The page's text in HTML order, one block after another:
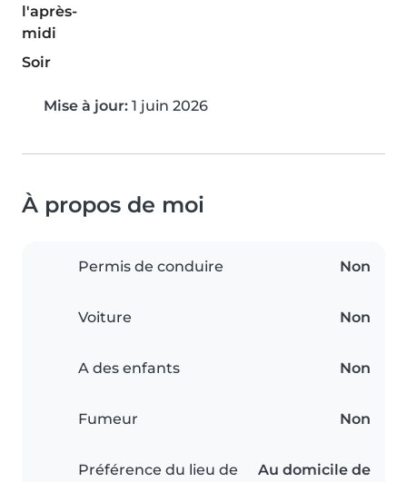
l'après-
midi
Soir
Mise à jour: 1 juin 2026
À propos de moi
Permis de conduire Non
Voiture Non
A des enfants Non
Fumeur Non
Préférence du lieu de
Au domicile de